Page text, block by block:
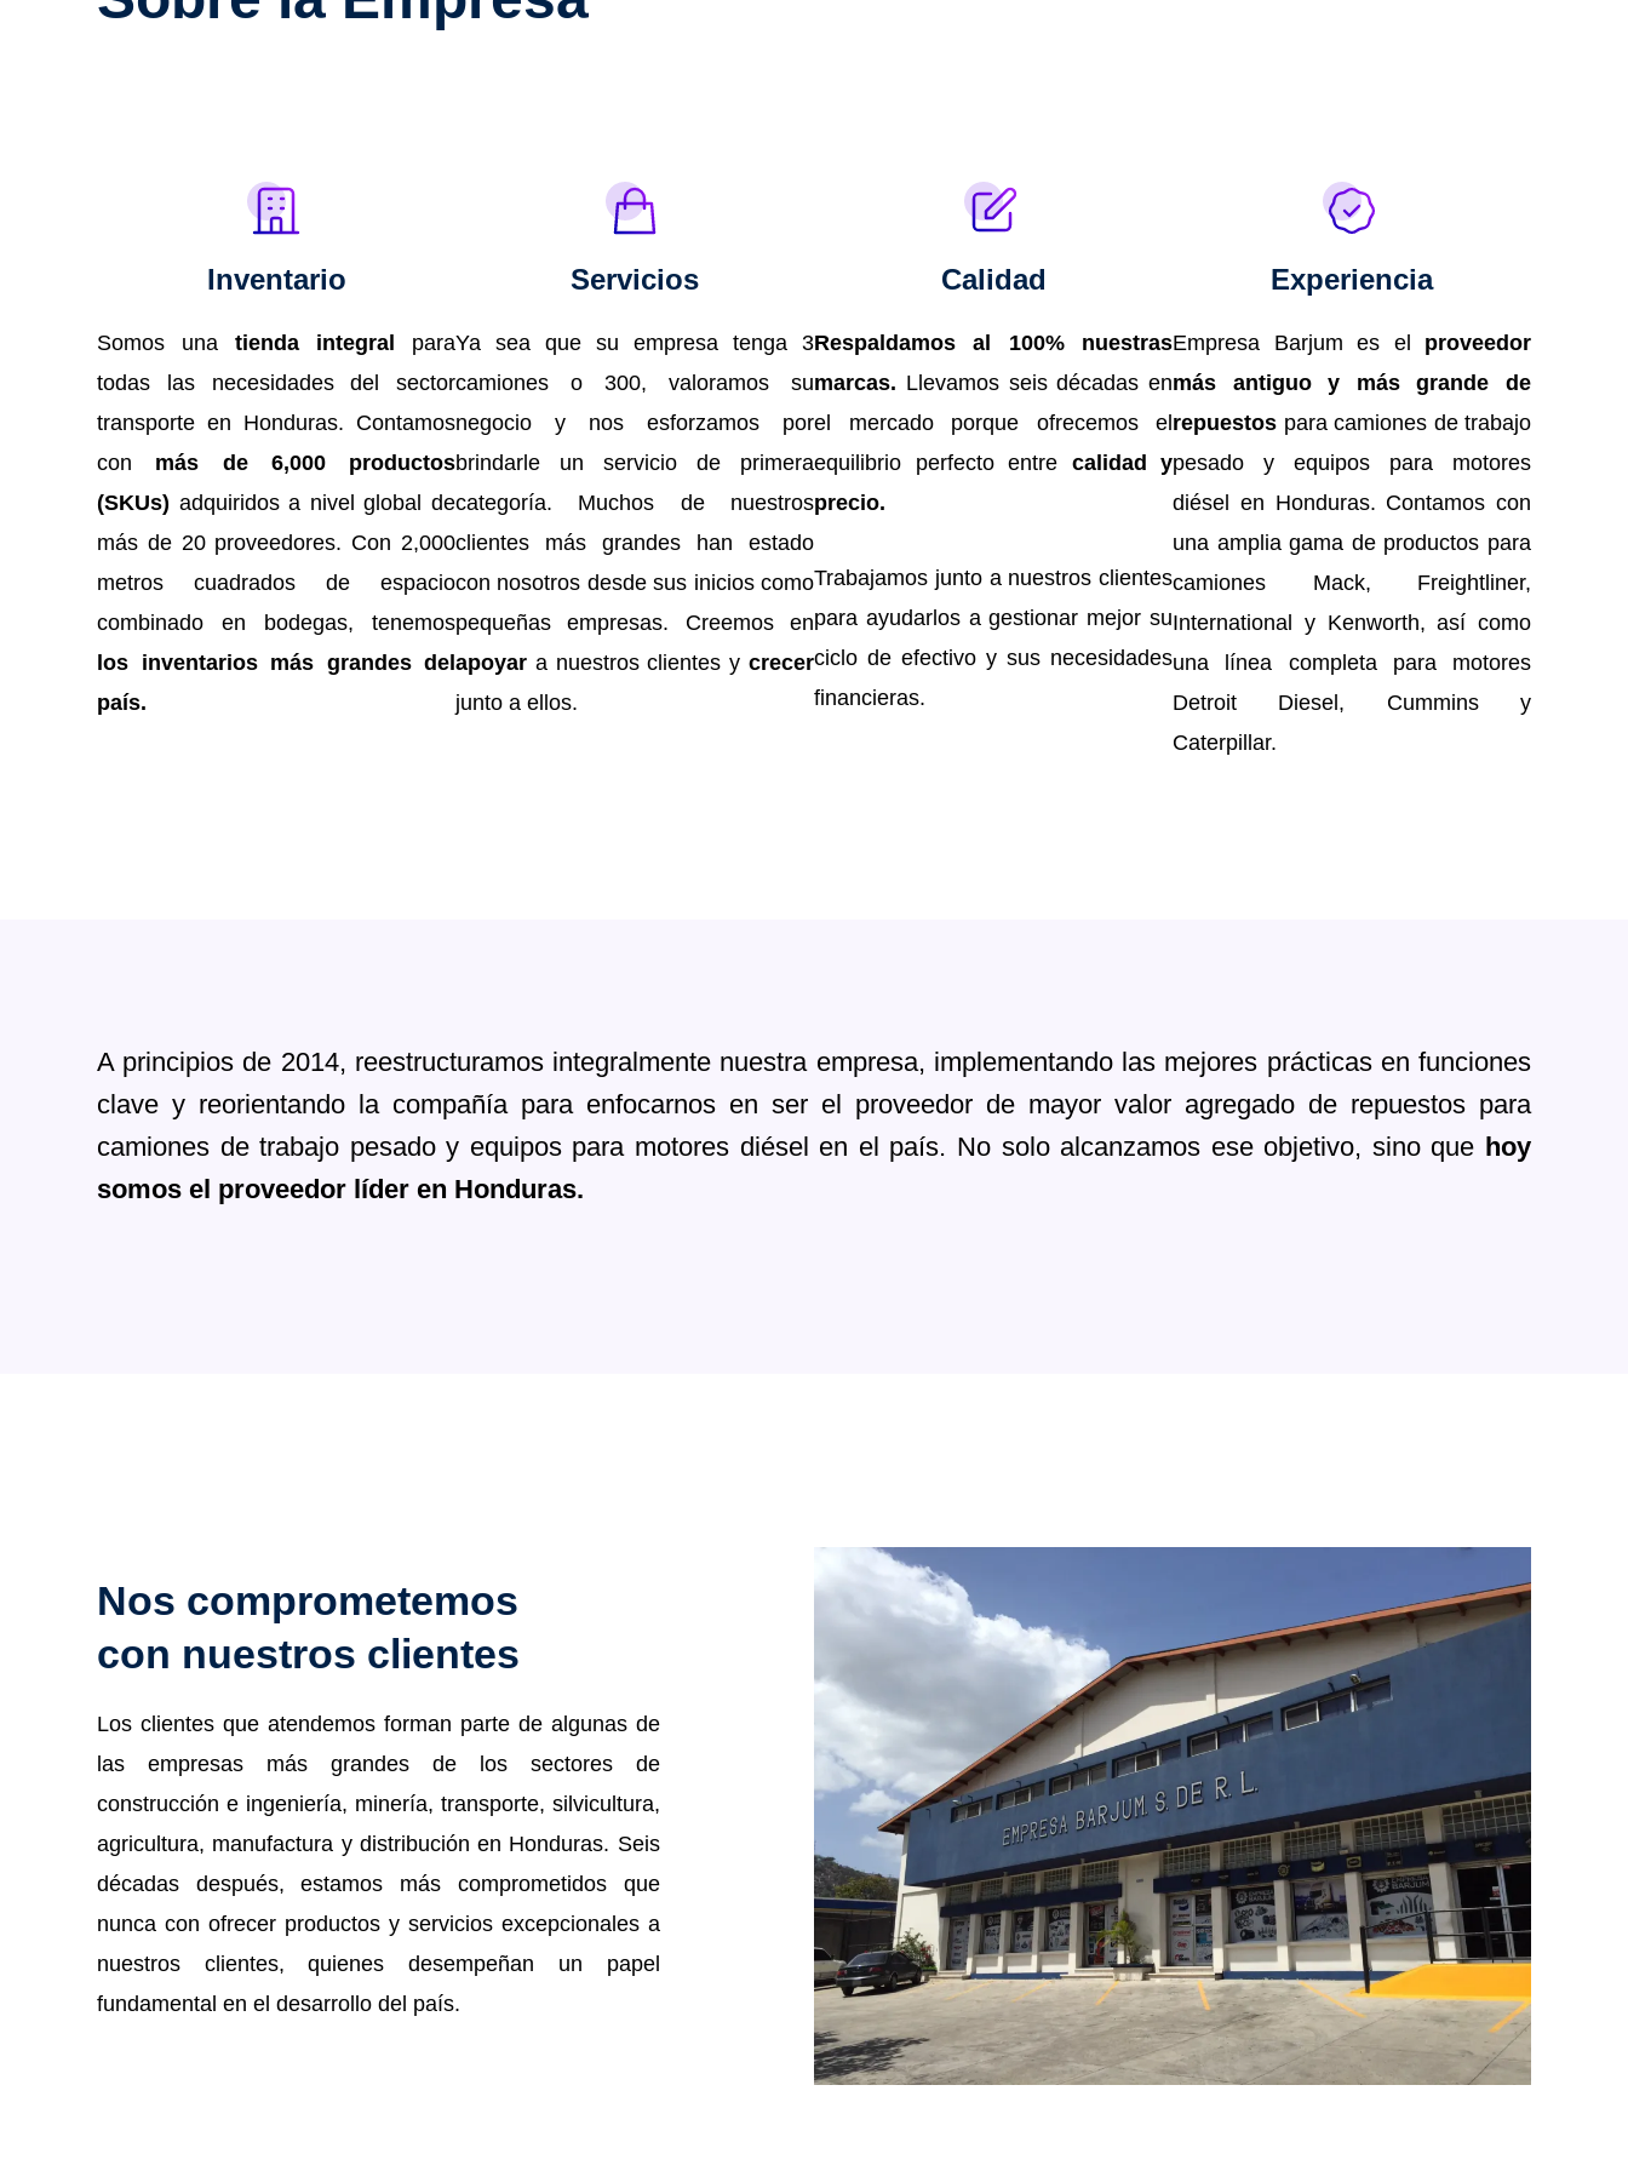
Inventario
Somos una tienda integral
para
todas las necesidades del sector
transporte en Honduras. Contamos
con más de 6,000 productos
(SKUs) adquiridos a nivel global de
más de 20 proveedores. Con 2,000
metros cuadrados de espacio
combinado en bodegas, tenemos
los inventarios más grandes del
país.
Servicios
Ya sea que su empresa tenga 3
camiones o 300, valoramos su
negocio y nos esforzamos por
brindarle un servicio de primera
categoría. Muchos de nuestros
clientes más grandes han estado
con nosotros desde sus inicios como
pequeñas empresas. Creemos en
apoyar a nuestros clientes y crecer
junto a ellos.
Calidad
Respaldamos al 100% nuestras
marcas. Llevamos seis décadas en
el mercado porque ofrecemos el
equilibrio perfecto entre calidad y
precio.
Trabajamos junto a nuestros clientes
para ayudarlos a gestionar mejor su
ciclo de efectivo y sus necesidades
financieras.
Experiencia
Empresa Barjum es el proveedor
más antiguo y más grande de
repuestos para camiones de trabajo
pesado y equipos para motores
diésel en Honduras. Contamos con
una amplia gama de productos para
camiones Mack, Freightliner,
International y Kenworth, así como
una línea completa para motores
Detroit Diesel, Cummins y
Caterpillar.
A principios de 2014, reestructuramos integralmente nuestra empresa, implementando las mejores prácticas en funciones
clave y reorientando la compañía para enfocarnos en ser el proveedor de mayor valor agregado de repuestos para
camiones de trabajo pesado y equipos para motores diésel en el país. No solo alcanzamos ese objetivo, sino que hoy
somos el proveedor líder en Honduras.
Nos comprometemos
con nuestros clientes
Los clientes que atendemos forman parte de algunas de
las empresas más grandes de los sectores de
construcción e ingeniería, minería, transporte, silvicultura,
agricultura, manufactura y distribución en Honduras. Seis
décadas después, estamos más comprometidos que
nunca con ofrecer productos y servicios excepcionales a
nuestros clientes, quienes desempeñan un papel
fundamental en el desarrollo del país.